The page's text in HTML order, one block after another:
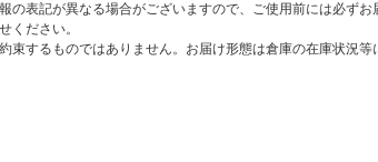
表記が異なる場合がございますので、ご使用前には必ず
ください。
するものではありません。お届け形態は倉庫の在庫状況